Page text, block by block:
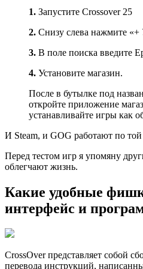
1. Запустите Crossover 25
2. Снизу слева нажмите «+
3. В поле поиска введите
4. Установите магазин.
После в бутылке под
откройте приложение
устанавливайте игры как
И Steam, и GOG работают по
Перед тестом игр я упомяну
облегчают жизнь.
Какие удобные
интерфейс и
CrossOver представляет собой
перевода инструкций,